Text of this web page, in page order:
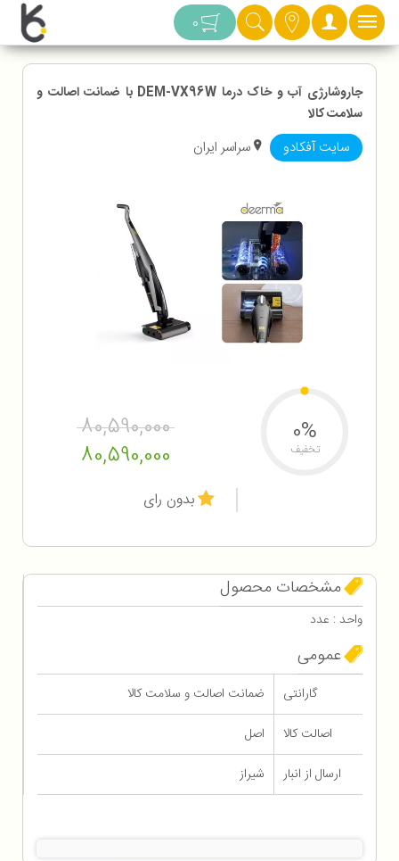
دسته بندی 0
جاروشارژی آب و خاک درما DEM-VX96W با ضمانت اصالت و
سلامت کالا
سایت آفکادو سراسر ایران
80,590,000
80,590,000
0%
تخفیف
بدون رای
مشخصات محصول
واحد : عدد
عمومی
گارانتی
ضمانت اصالت و سلامت کالا
اصالت کالا
اصل
ارسال از انبار
شیراز